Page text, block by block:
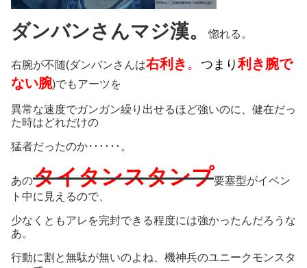
ダンバンさんマジ漢。惚れる。
右腕が不随(ダンバンさんは右利き 。 つまり利き腕で
ない腕)でもアーツを
異常な速度でガンガン繰り出せるほど強いのに、健在だっ
た時はどれだけの
猛者だったのか･･････。
あのタイタンスタンプ要塞型がイベン
ト中に見えるので、
少なくともアレを完封できる程度には強かったんだろうな
あ。
行動に割と無駄が無いのよね、機神兵のユニークモンスタ